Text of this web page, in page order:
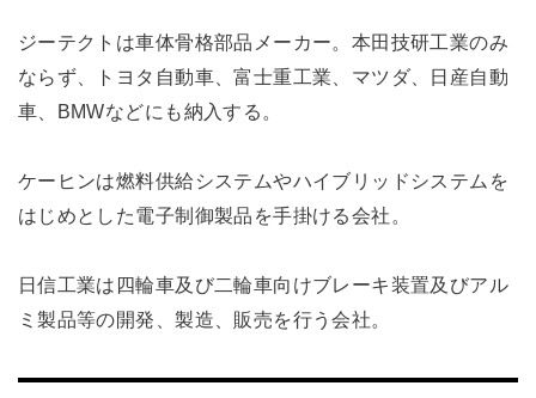
ジーテクトは車体骨格部品メーカー。本田技研工業のみ
ならず、トヨタ自動車、富士重工業、マツダ、日産自動
車、BMWなどにも納入する。
ケーヒンは燃料供給システムやハイブリッドシステムを
はじめとした電子制御製品を手掛ける会社。
日信工業は四輪車及び二輪車向けブレーキ装置及びアル
ミ製品等の開発、製造、販売を行う会社。